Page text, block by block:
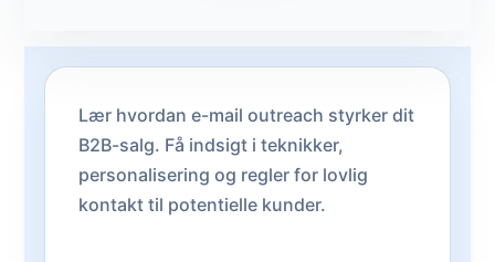
Lær hvordan e-mail outreach styrker dit
B2B-salg. Få indsigt i teknikker,
personalisering og regler for lovlig
kontakt til potentielle kunder.